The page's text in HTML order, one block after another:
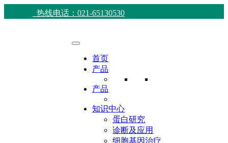
热线电话：021-65130530
首页
产品
产品
知识中心
蛋白研究
诊断及应用
细胞基因治疗